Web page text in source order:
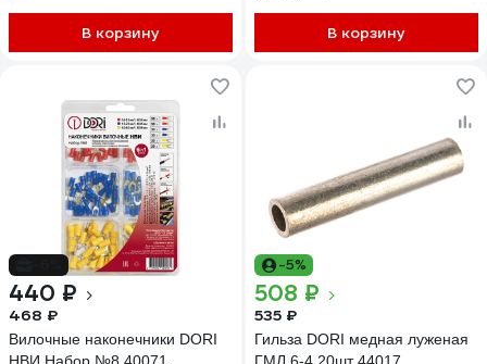
В корзину В корзину
440 ₽
468 ₽
Вилочные наконечники DORI
-5%
508 ₽
535 ₽
Гильза DORI медная луженая